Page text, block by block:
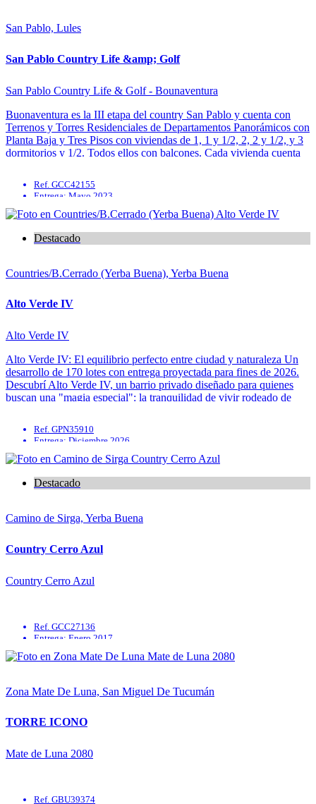
San Pablo, Lules
San Pablo Country Life &amp; Golf
San Pablo Country Life & Golf - Bounaventura
Buonaventura es la III etapa del country San Pablo y cuenta con
Terrenos y Torres Residenciales de Departamentos Panorámicos con
Planta Baja y Tres Pisos con viviendas de 1, 1 y 1/2, 2, 2 y 1/2, y 3
dormitorios y 1/2. Todos ellos con balcones. Cada vivienda cuenta
Ref. GCC42155
Entrega: Mayo 2023
Parrilla
Solarium
Destacado
Countries/B.Cerrado (Yerba Buena), Yerba Buena
Alto Verde IV
Alto Verde IV
Alto Verde IV: El equilibrio perfecto entre ciudad y naturaleza Un
desarrollo de 170 lotes con entrega proyectada para fines de 2026.
Descubrí Alto Verde IV, un barrio privado diseñado para quienes
buscan una "magia especial": la tranquilidad de vivir rodeado de
Ref. GPN35910
Entrega: Diciembre 2026
En construcción
Seguridad 24hs
Seguridad portería
Destacado
Camino de Sirga, Yerba Buena
Country Cerro Azul
Country Cerro Azul
Ref. GCC27136
Entrega: Enero 2017
Solarium
Zona Mate De Luna, San Miguel De Tucumán
TORRE ICONO
Mate de Luna 2080
Ref. GBU39374